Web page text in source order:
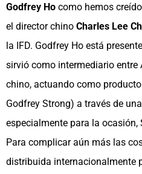
Godfrey Ho como hemos
el director chino Charles Lee
la IFD. Godfrey Ho está
sirvió como intermediario entre
chino, actuando como
Godfrey Strong) a través de
especialmente para la
Para complicar aún más las
distribuida internacionalmente